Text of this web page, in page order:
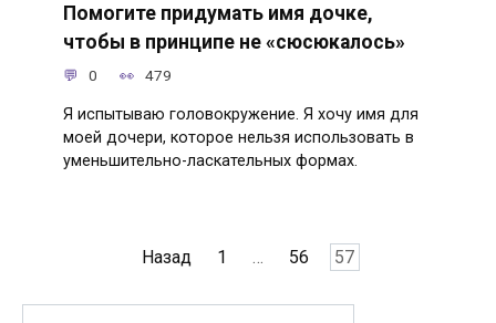
Помогите придумать имя дочке,
чтобы в принципе не «сюсюкалось»
0 479
Я испытываю головокружение. Я хочу имя для
моей дочери, которое нельзя использовать в
уменьшительно-ласкательных формах.
Назад 1 … 56 57